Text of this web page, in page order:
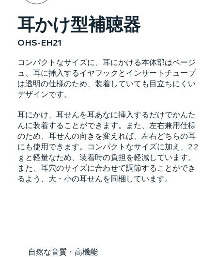
自然な音質・高機能
耳かけ型補聴器
OHS-EH21
コンパクトなサイズに、耳にかける本体部はベージ
ュ、耳に挿入するイヤフックとインサートチューブ
は透明の仕様のため、装着していても目立ちにくい
デザインです。
耳にかけ、耳せんを耳あなに挿入するだけでかんた
んに装着することができます。また、左右兼用仕様
のため、耳せんの向きを変えれば、左右どちらの耳
にも使用できます。コンパクトなサイズに加え、2.2
ｇと軽量なため、装着時の負担を軽減しています。
また、耳穴のサイズに合わせて調節することができ
るよう、大・小の耳せんを同梱しています。